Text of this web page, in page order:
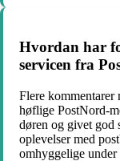
Hvordan har
servicen fra
Flere
høflige PostNord-
døren og givet god
oplevelser med
omhyggelige under